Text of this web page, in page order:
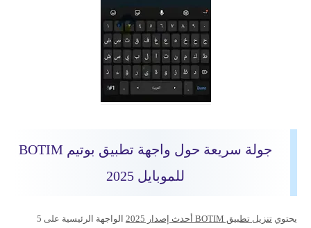
جولة سريعة حول واجهة تطبيق بوتيم BOTIM
للموبايل 2025
يحتوي تنزيل تطبيق BOTIM أحدث إصدار 2025
الواجهة الرئيسية على 5